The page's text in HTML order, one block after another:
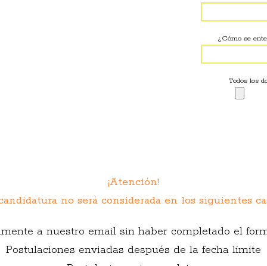
¿Cómo se
Todos los
¡Atención!
no será considerada en los siguientes
a nuestro email sin haber completado el
Postulaciones enviadas después de la fecha límite